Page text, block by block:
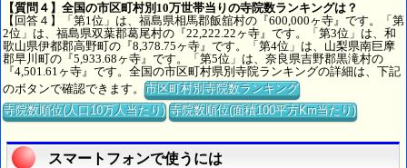
【質問４】全国の市区町村別10万世帯当りの寺院数ランキングは？
【回答４】「第1位」は、福島県相馬郡飯舘村の『600,000ヶ寺』です。「第
2位」は、福島県双葉郡葛尾村の『22,222.22ヶ寺』です。「第3位」は、和
歌山県伊都郡高野町の『8,378.75ヶ寺』です。「第4位」は、山梨県南巨摩
郡早川町の『5,933.68ヶ寺』です。「第5位」は、奈良県吉野郡黒滝村の
『4,501.61ヶ寺』です。全国の市区町村県別寺院ランキングの詳細は、下記
のボタンで確認できます。市区町村別寺院数ランキング
寺院数順位(人口10万人当たり) 寺院数順位(面積100平方Km当たり)
スマートフォンで使うには